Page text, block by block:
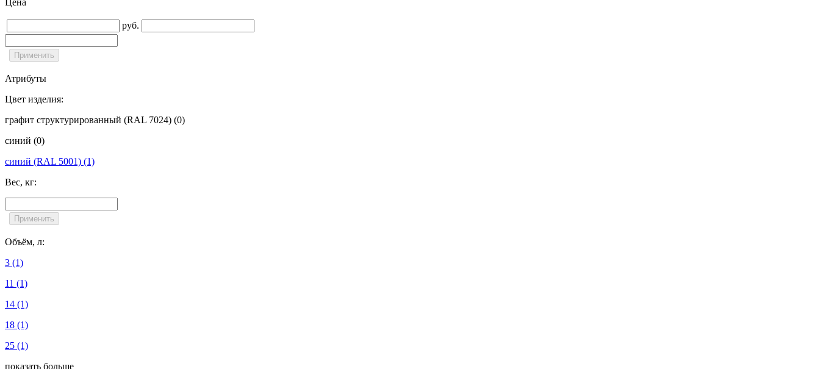
Цена
руб.
Атрибуты
Цвет изделия:
графит структурированный (RAL 7024) (0)
синий (0)
синий (RAL 5001) (1)
Вес, кг:
Объём, л:
3 (1)
11 (1)
14 (1)
18 (1)
25 (1)
показать больше